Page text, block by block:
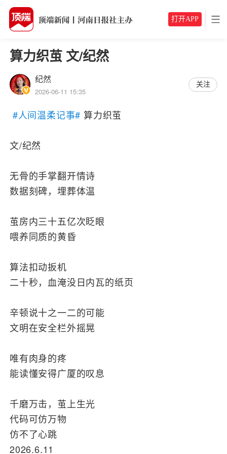
打开APP
算力织茧 文/纪然
纪然
2026-06-11 15:35
关注
#人间温柔记事# 算力织茧
文/纪然
无骨的手掌翻开情诗
数据刻碑，埋葬体温
茧房内三十五亿次眨眼
喂养同质的黄昏
算法扣动扳机
二十秒，血淹没日内瓦的纸页
辛顿说十之一二的可能
文明在安全栏外摇晃
唯有肉身的疼
能读懂安得广厦的叹息
千磨万击，茧上生光
代码可仿万物
仿不了心跳
2026.6.11